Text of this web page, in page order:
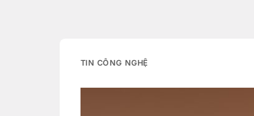
TIN CÔNG NGHỆ